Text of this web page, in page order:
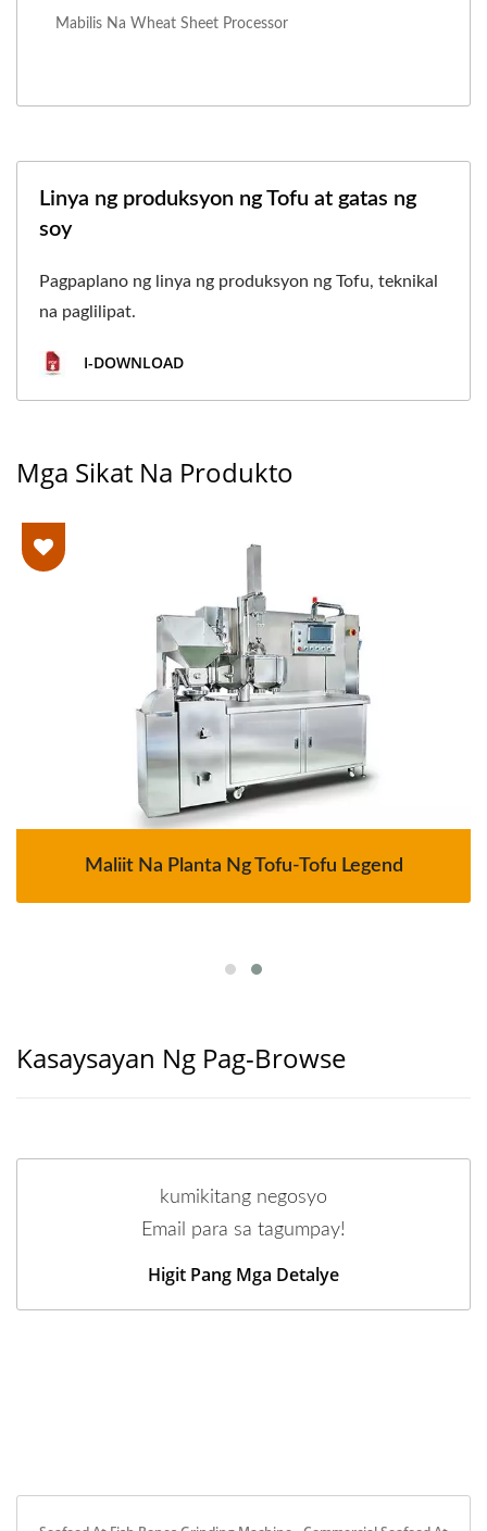
Mabilis Na Wheat Sheet Processor
Linya ng produksyon ng Tofu at gatas ng
soy
Pagpaplano ng linya ng produksyon ng Tofu, teknikal
na paglilipat.
I-DOWNLOAD
Mga Sikat Na Produkto
Maliit Na Planta Ng Tofu-Tofu Legend
Kasaysayan Ng Pag-Browse
kumikitang negosyo
Email para sa tagumpay!
Higit Pang Mga Detalye